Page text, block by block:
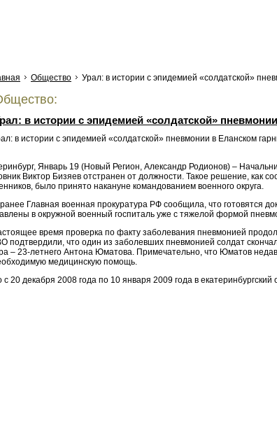
Общество Урал: в истории с эпидемией «солдатской»
в истории с эпидемией «солдатской»
Январь 19 (Новый Регион, Александр Родионов) –
Виктор Бизяев отстранен от должности. Такое решение,
было принято накануне командованием военного округа.
Главная военная прокуратура РФ сообщила, что готовятся
в окружной военный госпиталь уже с тяжелой формой
время проверка по факту заболевания пневмонией
подтвердили, что один из заболевших пневмонией солдат
– 23-летнего Антона Юматова. Примечательно, что Юматов
медицинскую помощь.
с 20 декабря 2008 года по 10 января 2009 года в